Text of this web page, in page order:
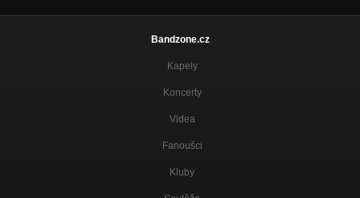
Bandzone.cz
Kapely
Koncerty
Videa
Fanoušci
Kluby